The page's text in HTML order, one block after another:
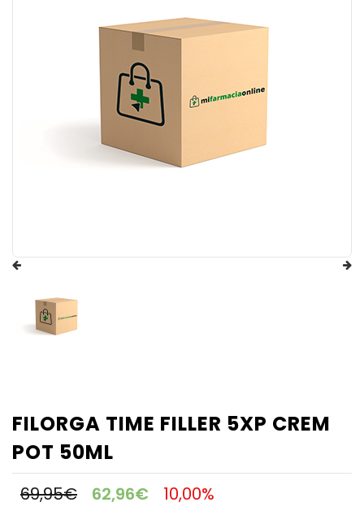
FILORGA TIME FILLER 5XP CREM
POT 50ML
69,95€ 62,96€ 10,00%